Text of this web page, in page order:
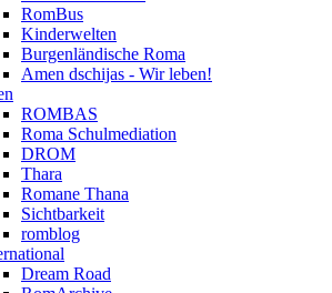
RomBus
Kinderwelten
Burgenländische Roma
Amen dschijas - Wir leben!
ROMBAS
Roma Schulmediation
DROM
Thara
Romane Thana
Sichtbarkeit
romblog
Dream Road